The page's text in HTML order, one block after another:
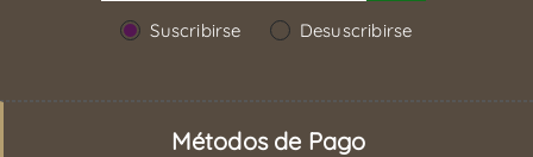
Suscribirse Desuscribirse
Métodos de Pago